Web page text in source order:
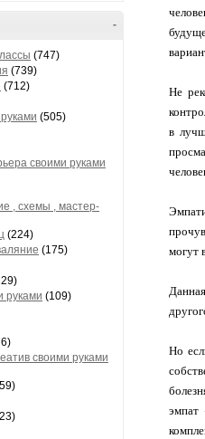
-
(747)
(739)
(712)
(505)
своими руками
, схемы , мастер-
(224)
(175)
руками (109)
своими руками
Не
в
могут
Но
эмпат